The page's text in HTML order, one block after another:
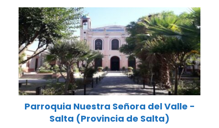
Parroquia Nuestra Señora del Valle -
Salta (Provincia de Salta)